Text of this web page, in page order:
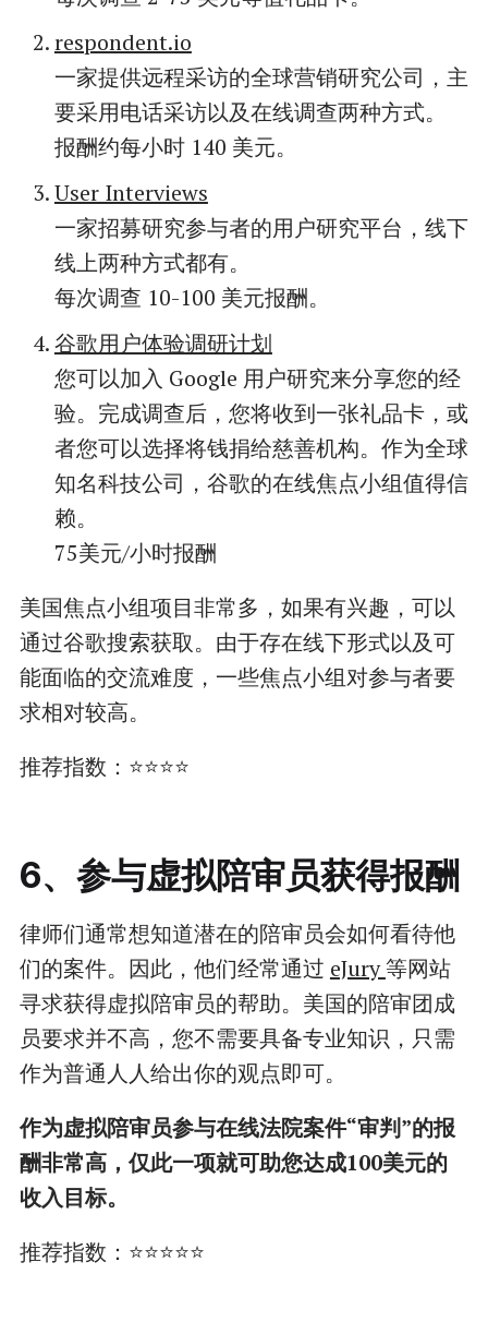
respondent.io
一家提供远程采访的全球营销研究公司，主
要采用电话采访以及在线调查两种方式。
报酬约每小时 140 美元。
User Interviews
一家招募研究参与者的用户研究平台，线下
线上两种方式都有。
每次调查 10-100 美元报酬。
谷歌用户体验调研计划
您可以加入 Google 用户研究来分享您的经
验。完成调查后，您将收到一张礼品卡，或
者您可以选择将钱捐给慈善机构。作为全球
知名科技公司，谷歌的在线焦点小组值得信
赖。
75美元/小时报酬
美国焦点小组项目非常多，如果有兴趣，可以
通过谷歌搜索获取。由于存在线下形式以及可
能面临的交流难度，一些焦点小组对参与者要
求相对较高。
推荐指数：⭐⭐⭐⭐
6、参与虚拟陪审员获得报酬
律师们通常想知道潜在的陪审员会如何看待他
们的案件。因此，他们经常通过 eJury等网站
寻求获得虚拟陪审员的帮助。美国的陪审团成
员要求并不高，您不需要具备专业知识，只需
作为普通人人给出你的观点即可。
作为虚拟陪审员参与在线法院案件“审判”的报
酬非常高，仅此一项就可助您达成100美元的
收入目标。
推荐指数：⭐⭐⭐⭐⭐